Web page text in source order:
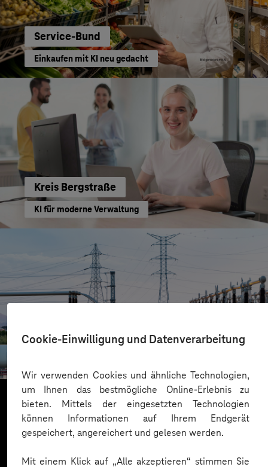
Cookie-Einwilligung und Datenverarbeitung
Wir verwenden Cookies und ähnliche Technologien,
um Ihnen das bestmögliche Online-Erlebnis zu
bieten. Mittels der eingesetzten Technologien
können Informationen auf Ihrem Endgerät
gespeichert, angereichert und gelesen werden.
Mit einem Klick auf „Alle akzeptieren“ stimmen Sie
Service-Bund
Einkaufen mit KI neu gedacht
Kreis Bergstraße
KI für moderne Verwaltung
HIGHVOLT Prüftechnik Dresden GmbH
Mehr laden